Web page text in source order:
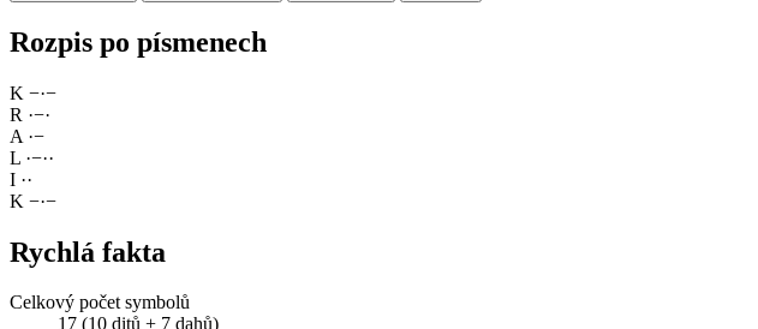
Rozpis po písmenech
K −·−
R ·−·
A ·−
L ·−··
I ··
K −·−
Rychlá fakta
Celkový počet symbolů
17 (10 ditů + 7 dahů)